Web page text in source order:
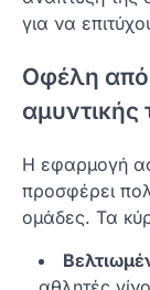
για να
Οφέλη
αμυντικής
Η εφαρμογή
προσφέρει
ομάδες. Τα